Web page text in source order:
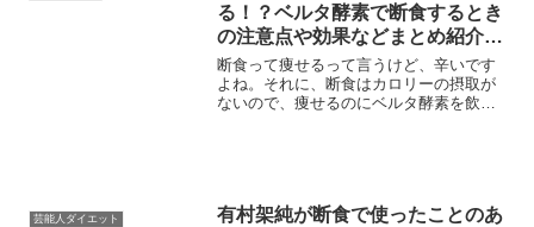
る！？ベルタ酵素で断食するとき
の注意点や効果などまとめ紹介！
ベルタ酵素を飲むと断食ダイエッ
ト成功できる！？
断食って痩せるって言うけど、辛いです
よね。それに、断食はカロリーの摂取が
ないので、痩せるのにベルタ酵素を飲ん
芸能人ダイエット
有村架純が断食で使ったことのあ